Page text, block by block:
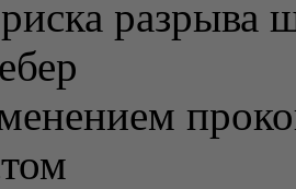
разрыва